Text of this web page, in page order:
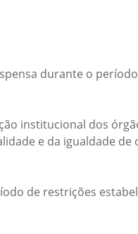
durante o
institucional dos
e da igualdade
de restrições